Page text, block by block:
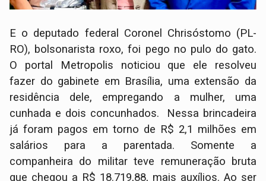
E o deputado federal Coronel Chrisóstomo (PL-
RO), bolsonarista roxo, foi pego no pulo do gato.
O portal Metropolis noticiou que ele resolveu
fazer do gabinete em Brasília, uma extensão da
residência dele, empregando a mulher, uma
cunhada e dois concunhados. Nessa brincadeira
já foram pagos em torno de R$ 2,1 milhões em
salários para a parentada. Somente a
companheira do militar teve remuneração bruta
que chegou a R$ 18.719,88, mais auxílios. Ao ser